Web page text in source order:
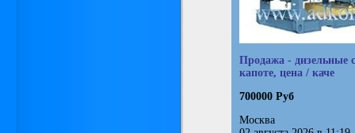
Продажа - дизельные
капоте, цена / каче
700000 Руб
Москва